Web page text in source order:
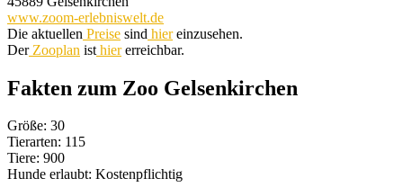
www.zoom-erlebniswelt.de
Die aktuellen Preise sind hiereinzusehen.
DerZooplan ist hiererreichbar.
Fakten zum Zoo Gelsenkirchen
Größe: 30
Tierarten: 115
Tiere: 900
Hunde erlaubt: Kostenpflichtig